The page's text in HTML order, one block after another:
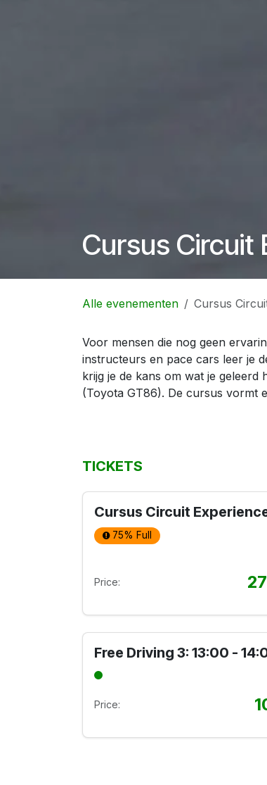
Cursus
Alle evenementen Cursus
Voor mensen die nog geen
instructeurs en pace cars leer je
krijg je de kans om wat je
(Toyota GT86). De cursus vormt
TICKETS
Cursus Circuit
75% Full
Price:
Free Driving 3: 13:00 -
Price: